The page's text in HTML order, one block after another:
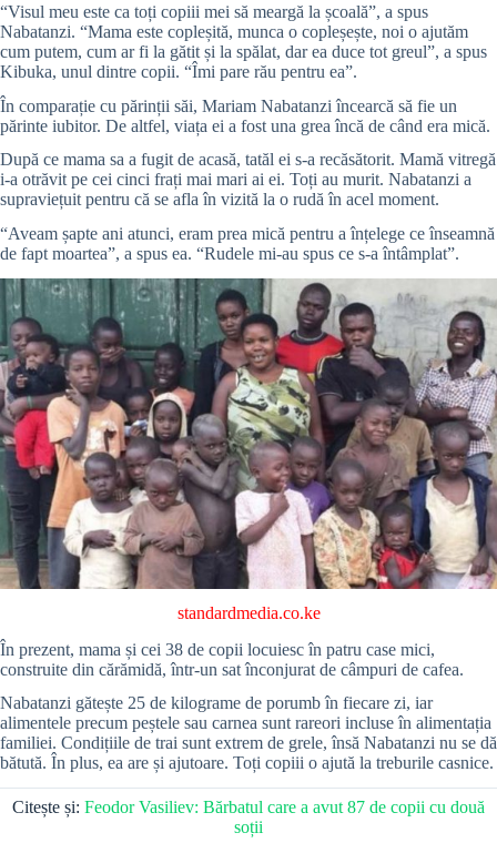
“Visul meu este ca toți copiii mei să meargă la școală”, a spus
Nabatanzi. “Mama este copleșită, munca o copleșește, noi o ajutăm
cum putem, cum ar fi la gătit și la spălat, dar ea duce tot greul”, a spus
Kibuka, unul dintre copii. “Îmi pare rău pentru ea”.
În comparație cu părinții săi, Mariam Nabatanzi încearcă să fie un
părinte iubitor. De altfel, viața ei a fost una grea încă de când era mică.
După ce mama sa a fugit de acasă, tatăl ei s-a recăsătorit. Mamă vitregă
i-a otrăvit pe cei cinci frați mai mari ai ei. Toți au murit. Nabatanzi a
supraviețuit pentru că se afla în vizită la o rudă în acel moment.
“Aveam șapte ani atunci, eram prea mică pentru a înțelege ce înseamnă
de fapt moartea”, a spus ea. “Rudele mi-au spus ce s-a întâmplat”.
standardmedia.co.ke
În prezent, mama și cei 38 de copii locuiesc în patru case mici,
construite din cărămidă, într-un sat înconjurat de câmpuri de cafea.
Nabatanzi gătește 25 de kilograme de porumb în fiecare zi, iar
alimentele precum peștele sau carnea sunt rareori incluse în alimentația
familiei. Condițiile de trai sunt extrem de grele, însă Nabatanzi nu se dă
bătută. În plus, ea are și ajutoare. Toți copiii o ajută la treburile casnice.
Citește și: Feodor Vasiliev: Bărbatul care a avut 87 de copii cu două
soții